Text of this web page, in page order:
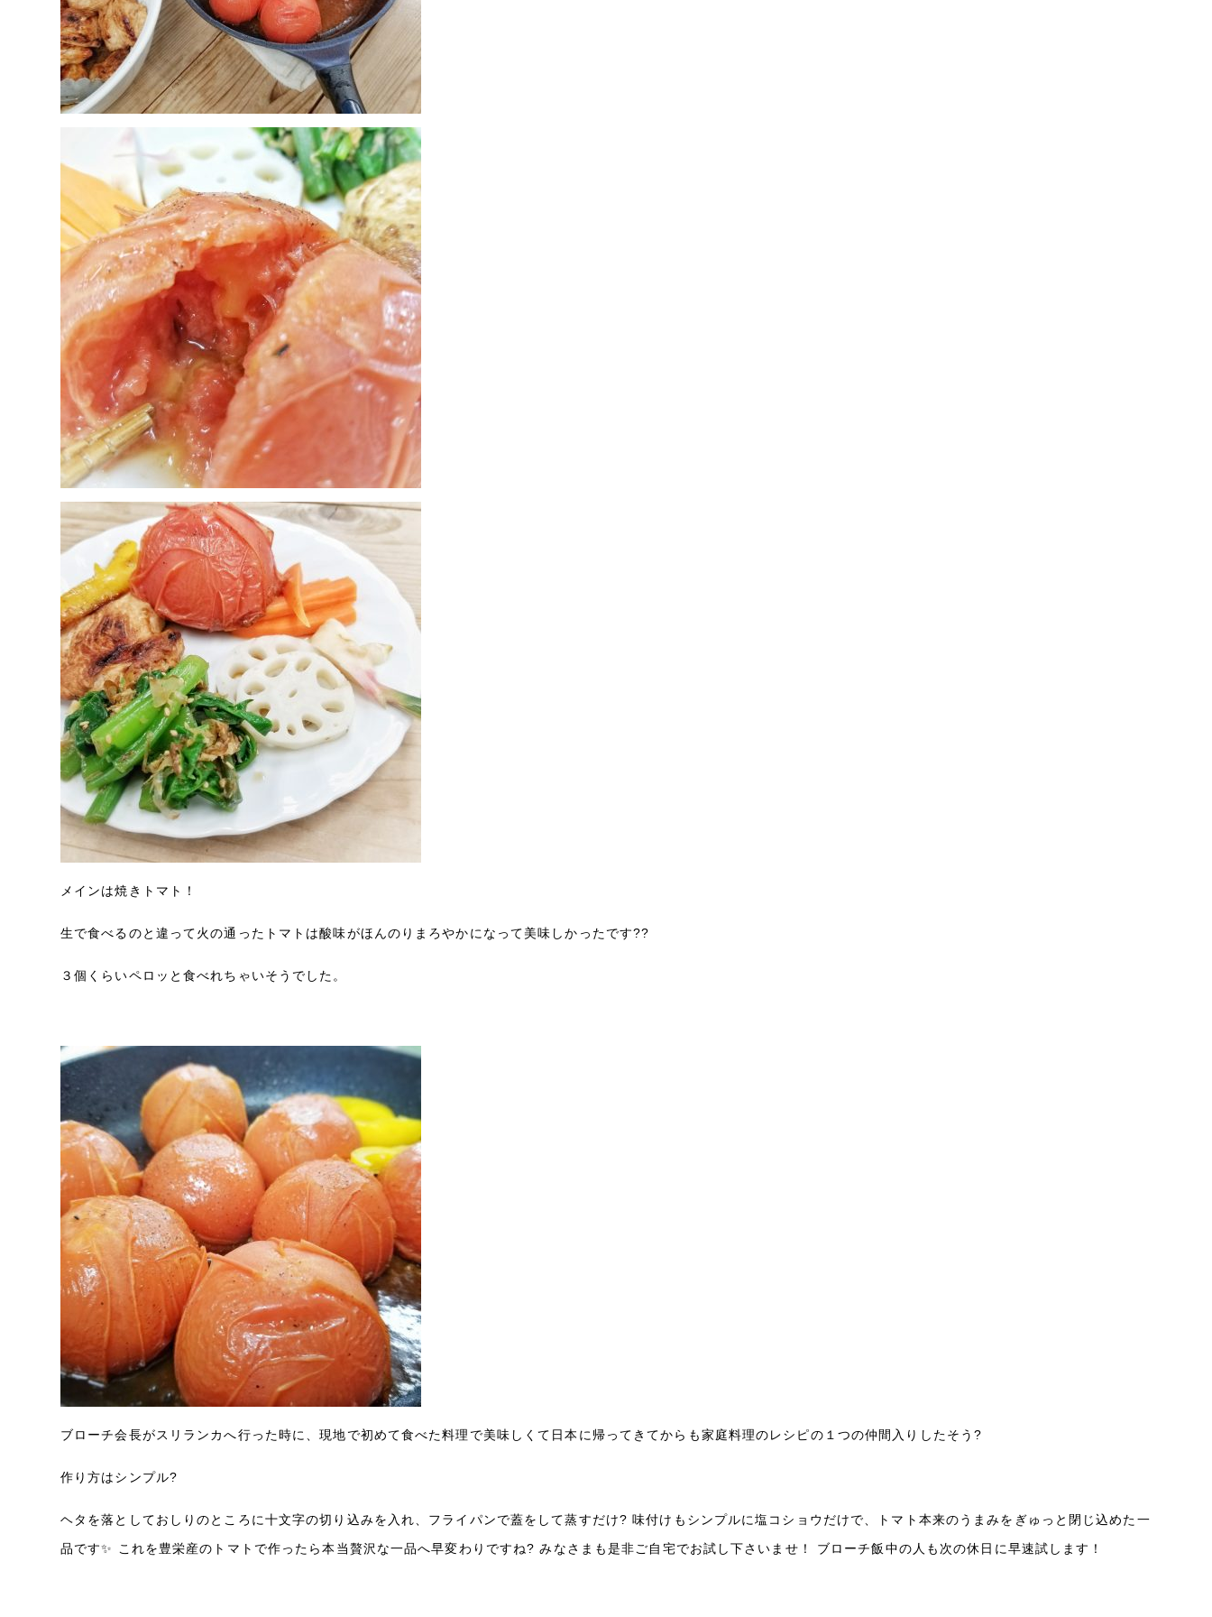
メインは焼きトマト！
生で食べるのと違って火の通ったトマトは酸味がほんのりまろやかになって美味しかったです??
３個くらいペロッと食べれちゃいそうでした。
ブローチ会長がスリランカへ行った時に、現地で初めて食べた料理で美味しくて日本に帰ってきてからも家庭料理のレシピの１つの仲間入りしたそう?
作り方はシンプル?
ヘタを落としておしりのところに十文字の切り込みを入れ、フライパンで蓋をして蒸すだけ? 味付けもシンプルに塩コショウだけで、トマト本来のうまみをぎゅっと閉じ込めた一
品です✨ これを豊栄産のトマトで作ったら本当贅沢な一品へ早変わりですね? みなさまも是非ご自宅でお試し下さいませ！ ブローチ飯中の人も次の休日に早速試します！